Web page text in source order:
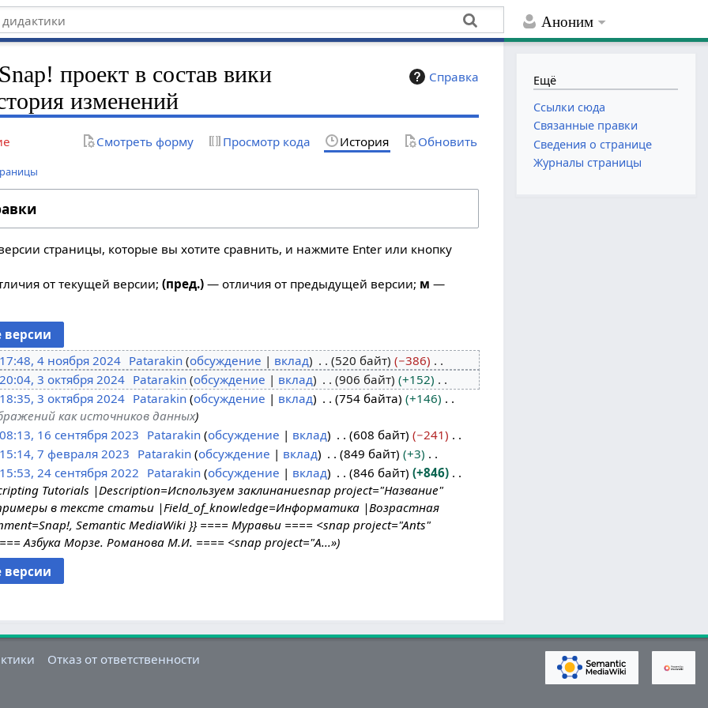
Аноним
Справка
проект в состав вики
изменений
Смотреть форму Просмотр кода История Обновить
страницы, которые вы хотите сравнить, и нажмите Enter или кнопку
от текущей версии;(пред.) — отличия от предыдущей версии; м —
17:48, 4 ноября 2024 Patarakin обсуждение вклад 520 байт
−386
20:04, 3 октября 2024 Patarakin обсуждение вклад 906 байт
+152
18:35, 3 октября 2024 Patarakin обсуждение вклад 754 байта
+146
как источников данных
08:13, 16 сентября 2023 Patarakin обсуждение вклад 608 байт
−241
15:14, 7 февраля 2023 Patarakin обсуждение вклад 849 байт
+3
15:53, 24 сентября 2022 Patarakin обсуждение вклад 846 байт
+846
Tutorials |Description=Используем заклинаниеsnap project="Название"
в тексте статьи |Field_of_knowledge=Информатика |Возрастная
Semantic MediaWiki }} ==== Муравьи ==== <snap project="Ants"
Азбука Морзе. Романова М.И. ==== <snap project="А...»
Ещё
Ссылки сюда
Связанные правки
Сведения о странице
Журналы страницы
Отказ от ответственности